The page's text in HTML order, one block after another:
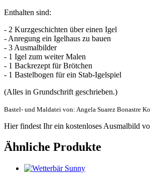
Enthalten sind:
- 2 Kurzgeschichten über einen Igel
- Anregung ein Igelhaus zu bauen
- 3 Ausmalbilder
- 1 Igel zum weiter Malen
- 1 Backrezept für Brötchen
- 1 Bastelbogen für ein Stab-Igelspiel
(Alles in Grundschrift geschrieben.)
Bastel- und Maldatei von: Angela Suarez Bonastre
Hier findest Ihr ein kostenloses Ausmalbild
Ähnliche Produkte